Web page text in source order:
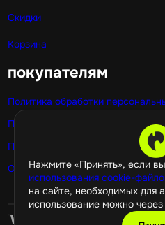
Нажмите «Принять», если
использования cookie-
на сайте, необходимых для
использование можно через
Скидки
Корзина
покупателям
Политика обработки
Публичная оферта
Политика использования cookie
Оптовые покупки